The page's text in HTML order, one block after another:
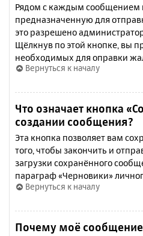
Рядом с каждым сообщением
предназначенную для
это разрешено
Щёлкнув по этой кнопке, вы
необходимых для оправки
Вернуться к началу
Что означает кнопка
создании сообщения?
Эта кнопка позволяет вам
того, чтобы закончить и
загрузки сохранённого
параграф «Черновики»
Вернуться к началу
Почему моё сообщение